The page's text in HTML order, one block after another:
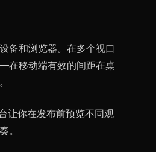
备和浏览器。在多个视口
在移动端有效的间距在桌
让你在发布前预览不同观
。